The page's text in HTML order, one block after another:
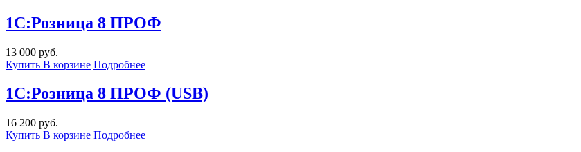
1С:Розница 8 ПРОФ
13 000 руб.
Купить В корзине Подробнее
1С:Розница 8 ПРОФ (USB)
16 200 руб.
Купить В корзине Подробнее